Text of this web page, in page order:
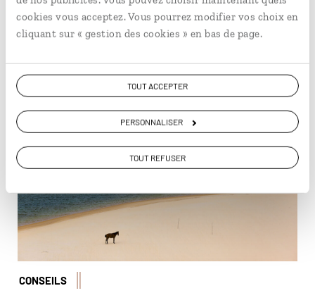
cookies vous acceptez. Vous pourrez modifier vos choix en
cliquant sur « gestion des cookies » en bas de page.
TOUT ACCEPTER
PERSONNALISER
TOUT REFUSER
rythmes emblématiques, avec la samba, résonnent dans
les rues. Olivier vous dévoile ses trois lieux préférés
pour découvrir ces musiques et vibrer au son de cette
vivante.En lire plus
© Azouze FGP/Hemis
CONSEILS